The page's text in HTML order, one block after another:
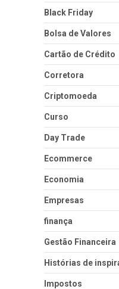
Black Friday
Bolsa de Valores
Cartão de Crédito
Corretora
Criptomoeda
Curso
Day Trade
Ecommerce
Economia
Empresas
finança
Gestão Financeira
Histórias de
Impostos